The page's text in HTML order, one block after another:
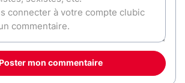
Poster mon commentaire